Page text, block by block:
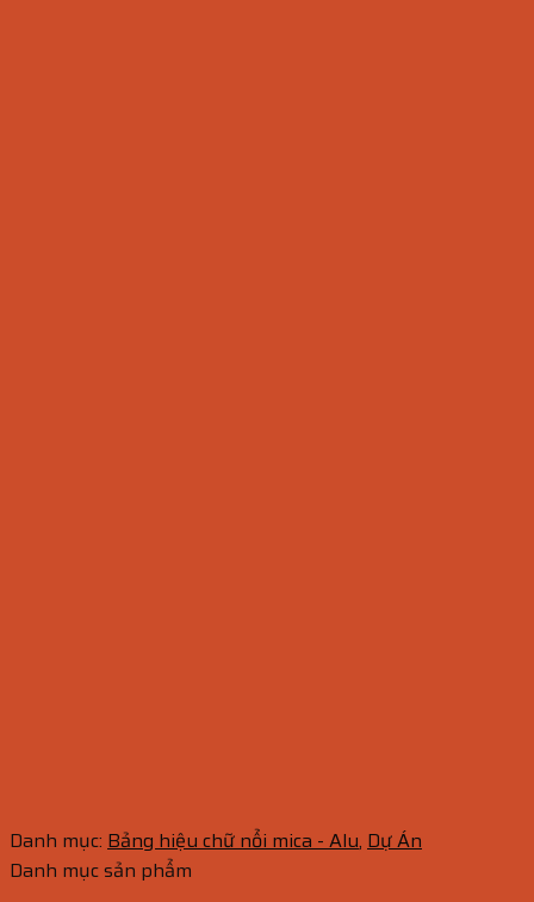
Danh mục: Bảng hiệu chữ nổi mica - Alu, Dự Án
Danh mục sản phẩm